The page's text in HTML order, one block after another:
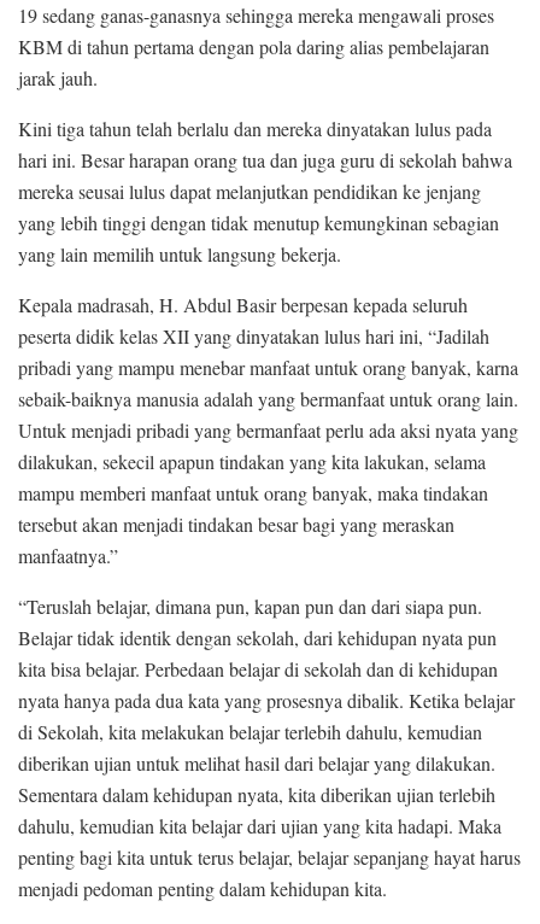
19 sedang ganas-ganasnya sehingga mereka mengawali proses
KBM di tahun pertama dengan pola daring alias pembelajaran
jarak jauh.
Kini tiga tahun telah berlalu dan mereka dinyatakan lulus pada
hari ini. Besar harapan orang tua dan juga guru di sekolah bahwa
mereka seusai lulus dapat melanjutkan pendidikan ke jenjang
yang lebih tinggi dengan tidak menutup kemungkinan sebagian
yang lain memilih untuk langsung bekerja.
Kepala madrasah, H. Abdul Basir berpesan kepada seluruh
peserta didik kelas XII yang dinyatakan lulus hari ini, “Jadilah
pribadi yang mampu menebar manfaat untuk orang banyak, karna
sebaik-baiknya manusia adalah yang bermanfaat untuk orang lain.
Untuk menjadi pribadi yang bermanfaat perlu ada aksi nyata yang
dilakukan, sekecil apapun tindakan yang kita lakukan, selama
mampu memberi manfaat untuk orang banyak, maka tindakan
tersebut akan menjadi tindakan besar bagi yang meraskan
manfaatnya.”
“Teruslah belajar, dimana pun, kapan pun dan dari siapa pun.
Belajar tidak identik dengan sekolah, dari kehidupan nyata pun
kita bisa belajar. Perbedaan belajar di sekolah dan di kehidupan
nyata hanya pada dua kata yang prosesnya dibalik. Ketika belajar
di Sekolah, kita melakukan belajar terlebih dahulu, kemudian
diberikan ujian untuk melihat hasil dari belajar yang dilakukan.
Sementara dalam kehidupan nyata, kita diberikan ujian terlebih
dahulu, kemudian kita belajar dari ujian yang kita hadapi. Maka
penting bagi kita untuk terus belajar, belajar sepanjang hayat harus
menjadi pedoman penting dalam kehidupan kita.